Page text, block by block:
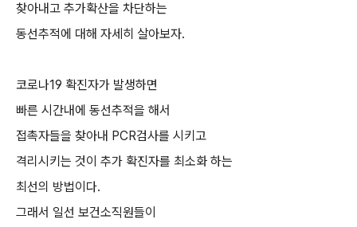
찾아내고 추가확산을 차단하는
동선추적에 대해 자세히 살아보자.
코로나19 확진자가 발생하면
빠른 시간내에 동선추적을 해서
접촉자들을 찾아내 PCR검사를 시키고
격리시키는 것이 추가 확진자를 최소화 하는
최선의 방법이다.
그래서 일선 보건소직원들이